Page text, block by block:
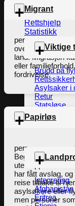
Rikets tilstand
Hederspris
Rettshjelp
Statistikk
Viktige
Brudd på
Asylsaker i
Retur
Statsløse
Utvisning
Usikker
Integrering
Afghanistan
Eritrea
Migrant
person som
over landegrenser
land. Migrasjon
eller
fordrivelse.
Papirløs
person som
Begrepet brukes
uten
har fått avslag,
reise tilbake til
asylsøkere eller
men personer